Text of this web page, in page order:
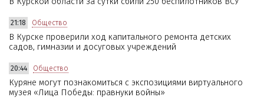
21:18 Общество
В Курске проверили ход капитального ремонта детских
садов, гимназии и досуговых учреждений
20:44 Общество
Куряне могут познакомиться с экспозициями виртуального
музея «Лица Победы: правнуки войны»